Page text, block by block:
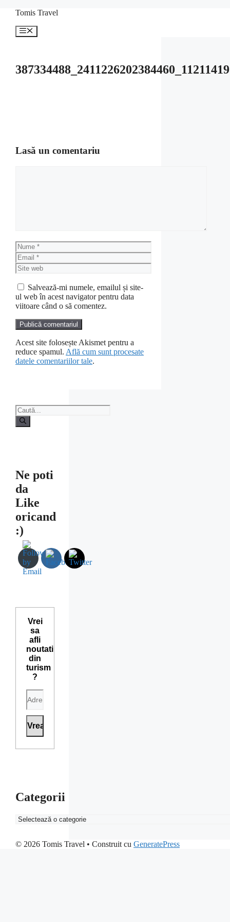
conținut
Tomis Travel
Meniu
Lasă un comentariu
Nume
Email
Site
web
Salvează-mi numele, emailul și site-
ul web în acest navigator pentru data
viitoare când o să comentez.
Acest site folosește Akismet pentru a
reduce spamul. Află cum sunt procesate
datele comentariilor tale.
Caută
după:
Ne poti
da
Like
oricand
:)
Vrei
sa
afli
noutati
din
turism
?
Categorii
Categorii
© 2026 Tomis Travel • Construit cu GeneratePress